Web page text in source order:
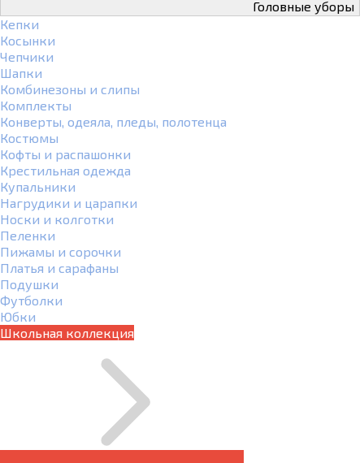
Головные уборы
Кепки
Косынки
Чепчики
Шапки
Комбинезоны и слипы
Комплекты
Конверты, одеяла, пледы, полотенца
Костюмы
Кофты и распашонки
Крестильная одежда
Купальники
Нагрудики и царапки
Носки и колготки
Пеленки
Пижамы и сорочки
Платья и сарафаны
Подушки
Футболки
Юбки
Школьная коллекция